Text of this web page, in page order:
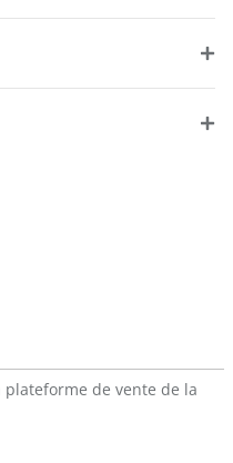
plateforme de vente de la